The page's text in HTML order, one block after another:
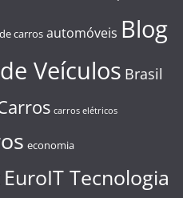
carros automóveis Blog
Veículos Brasil
carros elétricos
economia
EuroIT Tecnologia